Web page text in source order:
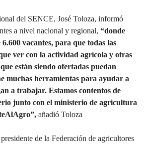
del SENCE, José Toloza, informó
a nivel nacional y regional, “donde
vacantes, para que todas las
ver con la actividad agrícola y otras
están siendo ofertadas puedan
muchas herramientas para ayudar a
a trabajar. Estamos contentos de
junto con el ministerio de agricultura
añadió Toloza
de la Federación de agricultores